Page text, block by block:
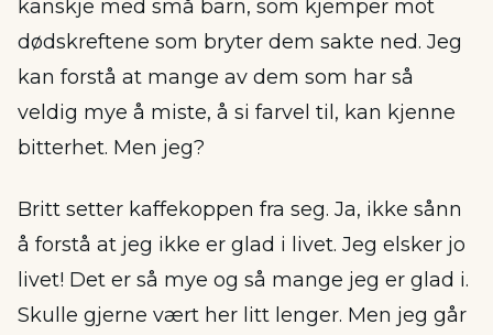
kanskje med små barn, som kjemper mot
dødskreftene som bryter dem sakte ned. Jeg
kan forstå at mange av dem som har så
veldig mye å miste, å si farvel til, kan kjenne
bitterhet. Men jeg?
Britt setter kaffekoppen fra seg. Ja, ikke sånn
å forstå at jeg ikke er glad i livet. Jeg elsker jo
livet! Det er så mye og så mange jeg er glad i.
Skulle gjerne vært her litt lenger. Men jeg går